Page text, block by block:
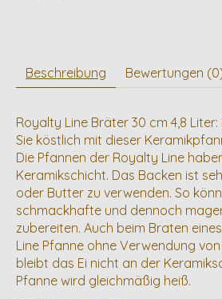
Beschreibung Bewertungen
Royalty Line Bräter 30 cm 4,8
Sie köstlich mit dieser
Die Pfannen der Royalty Line
Keramikschicht. Das Backen ist
oder Butter zu verwenden. So
schmackhafte und dennoch
zubereiten. Auch beim Braten
Line Pfanne ohne Verwendung
bleibt das Ei nicht an der
Pfanne wird gleichmäßig heiß.